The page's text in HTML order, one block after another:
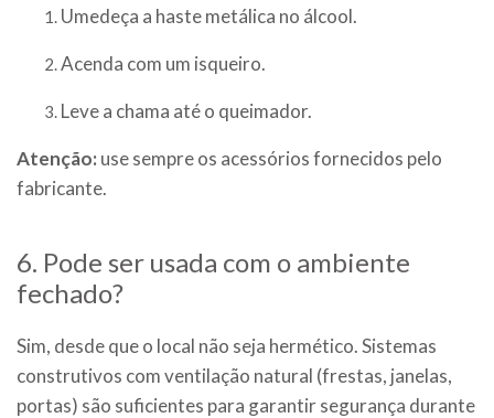
Umedeça a haste metálica no álcool.
Acenda com um isqueiro.
Leve a chama até o queimador.
Atenção: use sempre os acessórios fornecidos pelo
fabricante.
6. Pode ser usada com o ambiente
fechado?
Sim, desde que o local não seja hermético. Sistemas
construtivos com ventilação natural (frestas, janelas,
portas) são suficientes para garantir segurança durante